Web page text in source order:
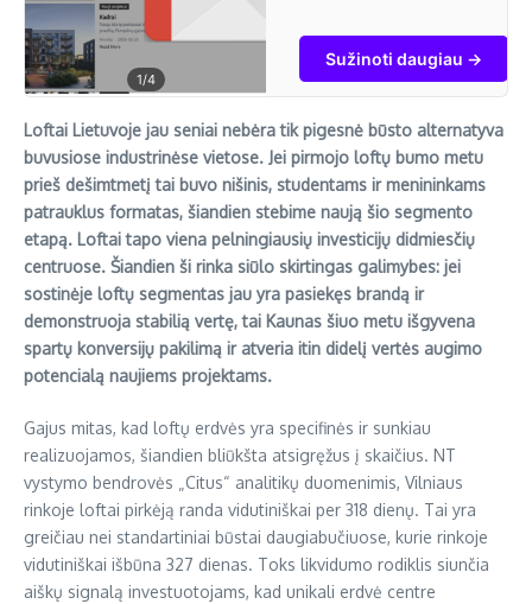
1/4
sužinok savo turto
kainą, rask turtą
žemiau rinkos kainos
ir nereklamuojamus
skelbimus.
Sužinoti daugiau →
Loftai Lietuvoje jau seniai nebėra tik pigesnė būsto alternatyva
buvusiose industrinėse vietose. Jei pirmojo loftų bumo metu
prieš dešimtmetį tai buvo nišinis, studentams ir menininkams
patrauklus formatas, šiandien stebime naują šio segmento
etapą. Loftai tapo viena pelningiausių investicijų didmiesčių
centruose. Šiandien ši rinka siūlo skirtingas galimybes: jei
sostinėje loftų segmentas jau yra pasiekęs brandą ir
demonstruoja stabilią vertę, tai Kaunas šiuo metu išgyvena
spartų konversijų pakilimą ir atveria itin didelį vertės augimo
potencialą naujiems projektams.
Gajus mitas, kad loftų erdvės yra specifinės ir sunkiau
realizuojamos, šiandien bliūkšta atsigręžus į skaičius. NT
vystymo bendrovės „Citus“ analitikų duomenimis, Vilniaus
rinkoje loftai pirkėją randa vidutiniškai per 318 dienų. Tai yra
greičiau nei standartiniai būstai daugiabučiuose, kurie rinkoje
vidutiniškai išbūna 327 dienas. Toks likvidumo rodiklis siunčia
aiškų signalą investuotojams, kad unikali erdvė centre